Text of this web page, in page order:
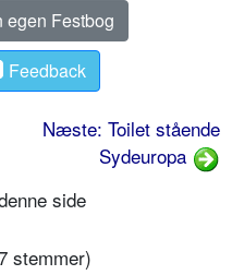
egen Festbog
Feedback
Næste: Toilet stående
Sydeuropa
side
stemmer)